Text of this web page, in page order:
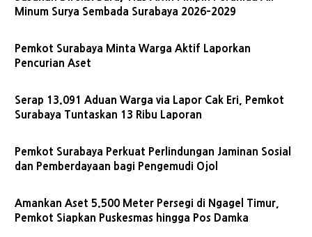
Minum Surya Sembada Surabaya 2026–2029
Pemkot Surabaya Minta Warga Aktif Laporkan
Pencurian Aset
Serap 13.091 Aduan Warga via Lapor Cak Eri, Pemkot
Surabaya Tuntaskan 13 Ribu Laporan
Pemkot Surabaya Perkuat Perlindungan Jaminan Sosial
dan Pemberdayaan bagi Pengemudi Ojol
Amankan Aset 5.500 Meter Persegi di Ngagel Timur,
Pemkot Siapkan Puskesmas hingga Pos Damka